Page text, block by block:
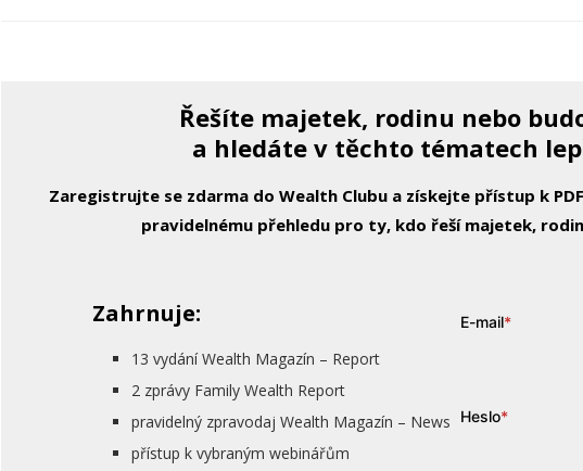
Řešíte majetek, rodinu nebo
a hledáte v těchto tématech
Zaregistrujte se zdarma do Wealth Clubu a získejte přístup k
pravidelnému přehledu pro ty, kdo řeší majetek,
Zahrnuje:
13 vydání Wealth Magazín – Report
2 zprávy Family Wealth Report
pravidelný zpravodaj Wealth Magazín – News
přístup k vybraným webinářům
E-mail*
Heslo*